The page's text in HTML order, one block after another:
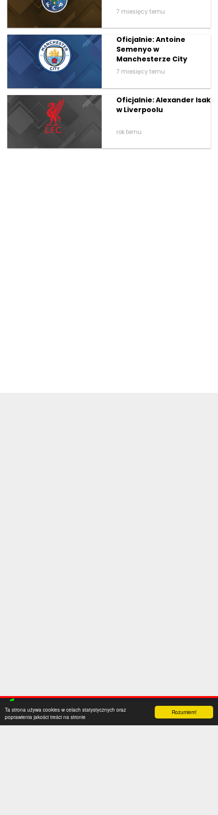
Rozumiem!
Ta strona używa cookies w celach statystycznych oraz
poprawienia jakości treści na stronie
7 miesięcy temu
Oficjalnie: Antoine
Semenyo w
Manchesterze City
7 miesięcy temu
Oficjalnie: Alexander Isak
w Liverpoolu
rok temu